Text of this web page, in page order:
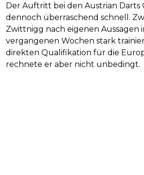
Der Auftritt bei den Austrian Darts
dennoch überraschend schnell.
Zwittnigg nach eigenen Aussagen
vergangenen Wochen stark
direkten Qualifikation für die
rechnete er aber nicht unbedingt.